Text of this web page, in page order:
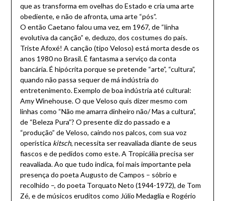
que as transforma em ovelhas do Estado e cria uma arte
obediente, e não de afronta, uma arte “pós”.
O então Caetano falou uma vez, em 1967, de “linha
evolutiva da canção” e, deduzo, dos costumes do país.
Triste Afoxé! A canção (tipo Veloso) está morta desde os
anos 1980 no Brasil. É fantasma a serviço da conta
bancária. É hipócrita porque se pretende “arte”, “cultura”,
quando não passa sequer de má indústria do
entretenimento. Exemplo de boa indústria até cultural:
Amy Winehouse. O que Veloso quis dizer mesmo com
linhas como “Não me amarra dinheiro não/ Mas a cultura”,
de “Beleza Pura”? O presente diz do passado e a
“produção” de Veloso, caindo nos palcos, com sua voz
operística kitsch, necessita ser reavaliada diante de seus
fiascos e de pedidos como este. A Tropicália precisa ser
reavaliada. Ao que tudo indica, foi mais importante pela
presença do poeta Augusto de Campos – sóbrio e
recolhido –, do poeta Torquato Neto (1944-1972), de Tom
Zé, e de músicos eruditos como Júlio Medaglia e Rogério